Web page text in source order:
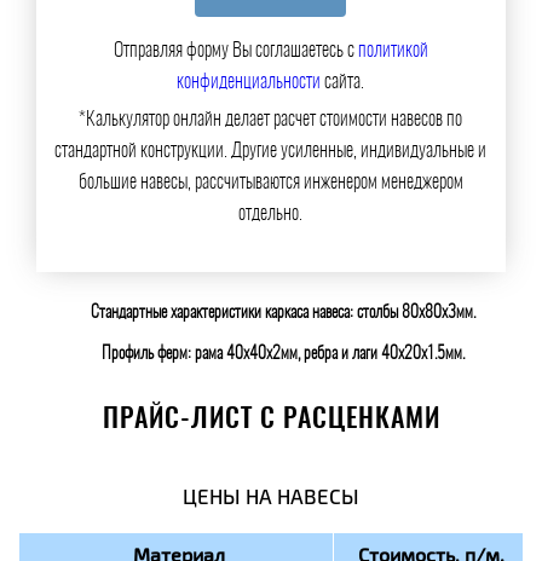
Отправляя форму Вы соглашаетесь сполитикой
конфиденциальности сайта.
*Калькулятор онлайн делает расчет стоимости навесов по
стандартной конструкции. Другие усиленные, индивидуальные и
большие навесы, рассчитываются инженером менеджером
отдельно.
Стандартные характеристики каркаса навеса: столбы 80х80х3мм.
Профиль ферм: рама 40х40х2мм, ребра и лаги 40х20х1.5мм.
ПРАЙС-ЛИСТ С РАСЦЕНКАМИ
ЦЕНЫ НА НАВЕСЫ
Материал Стоимость, п/м.